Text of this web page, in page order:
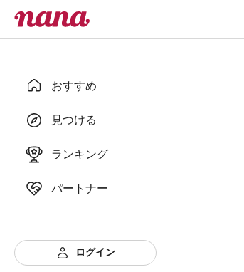
おすすめ
見つける
ランキング
パートナー
ログイン